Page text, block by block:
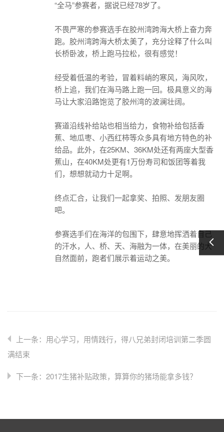
“全马”参赛者，据说已经78岁了。
不畏严寒的参赛选手在胶州湾跨海大桥上奋力奔
跑。胶州湾跨海大桥太美了，充分诠释了什么叫
长桥卧波，桥上跑马拉松，很有感觉！
经受着低温的考验，冒着料峭的寒风，海风吹，
桥上追，我们在海马路上跑一回。极具意义的海
马让大家沿路饱览了胶州湾的波澜壮阔。
赛道沿线补给站也相当给力，食物补给包括香
蕉、地瓜枣、小西红柿等众多具有地方特色的补
给品。此外，在25KM、36KM处还有两座大型香
蕉山，在40KM处更有1万份寿司和饭团等着我
们，想想就动力十足啊。
终点汇合，让我们一起拿奖、拍照、发朋友圈
吧。
参赛选手们在海洋的包围下，肆意地挥洒着自己
的汗水，人、桥、天、海融为一体，在美丽的大
自然面前，跑者们展示着运动之美。
上一条：用心学习，用情践行，得八兄弟封闭培训第二季圆
满结束
下一条：2017生猪补贴政策，算算你的猪场能拿多钱？